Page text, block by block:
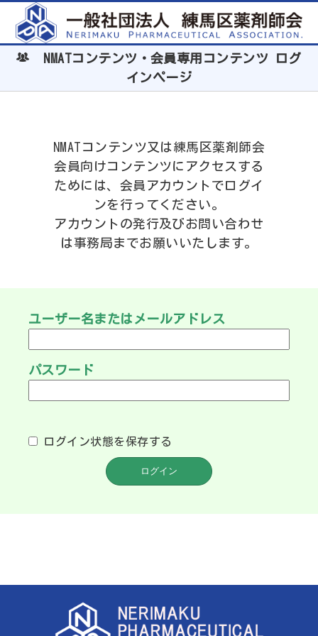
NMATコンテンツ・会員専用コンテンツ ログ
インページ
NMATコンテンツ又は練馬区薬剤師会
会員向けコンテンツにアクセスする
ためには、会員アカウントでログイ
ンを行ってください。
アカウントの発行及びお問い合わせ
は事務局までお願いいたします。
ユーザー名またはメールアドレス
パスワード
ログイン状態を保存する